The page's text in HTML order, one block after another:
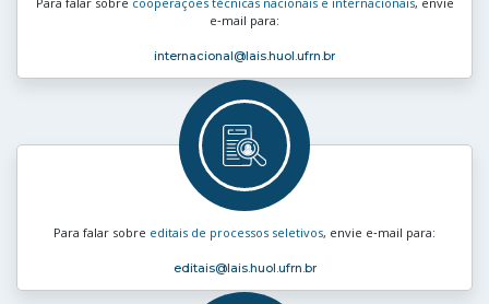
e‑mail para:
internacional@lais.huol.ufrn.br
Para falar sobre editais de processos seletivos, envie e‑mail para:
editais@lais.huol.ufrn.br